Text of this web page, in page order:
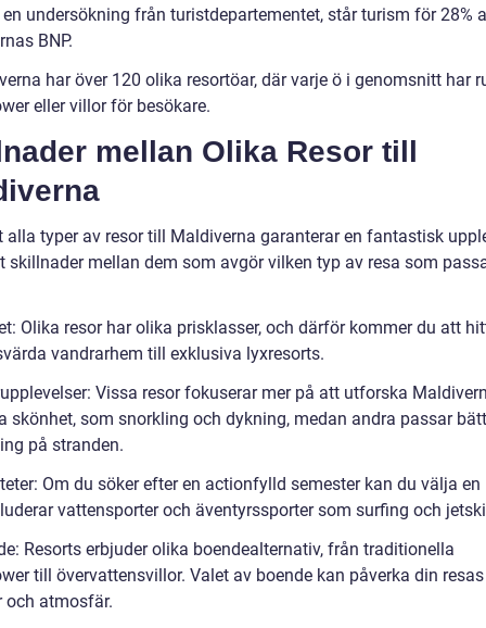
undersökning från turistdepartementet, står turism för 28%
BNP.
har över 120 olika resortöar, där varje ö i genomsnitt har
eller villor för besökare.
mellan Olika Resor till
alla typer av resor till Maldiverna garanterar en fantastisk
skillnader mellan dem som avgör vilken typ av resa som
Olika resor har olika prisklasser, och därför kommer du att
vandrarhem till exklusiva lyxresorts.
Vissa resor fokuserar mer på att utforska
skönhet, som snorkling och dykning, medan andra passar
på stranden.
Om du söker efter en actionfylld semester kan du välja en
vattensporter och äventyrssporter som surfing och
Resorts erbjuder olika boendealternativ, från traditionella
till övervattensvillor. Valet av boende kan påverka din resas
och atmosfär.